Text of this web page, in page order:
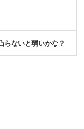
らないと弱いかな？